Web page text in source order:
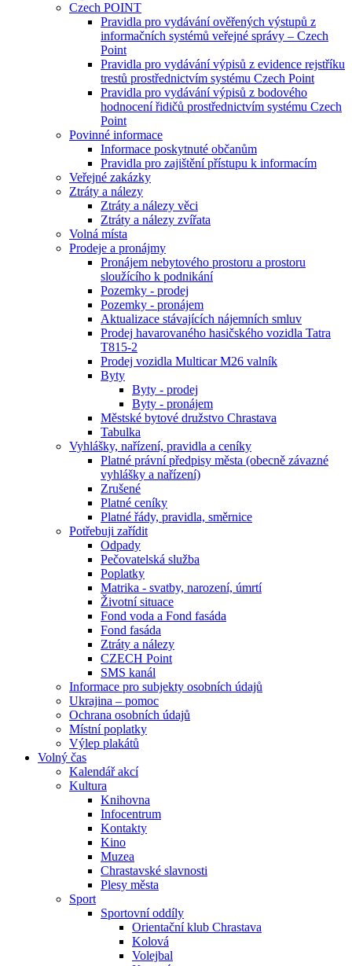
Czech POINT
Pravidla pro vydávání ověřených výstupů z
informačních systémů veřejné správy – Czech
Point
Pravidla pro vydávání výpisů z evidence rejstříku
trestů prostřednictvím systému Czech Point
Pravidla pro vydávání výpisů z bodového
hodnocení řidičů prostřednictvím systému Czech
Point
Povinné informace
Informace poskytnuté občanům
Pravidla pro zajištění přístupu k informacím
Veřejné zakázky
Ztráty a nálezy
Ztráty a nálezy věci
Ztráty a nálezy zvířata
Volná místa
Prodeje a pronájmy
Pronájem nebytového prostoru a prostoru
sloužícího k podnikání
Pozemky - prodej
Pozemky - pronájem
Aktualizace stávajících nájemních smluv
Prodej havarovaného hasičského vozidla Tatra
T815-2
Prodej vozidla Multicar M26 valník
Byty
Byty - prodej
Byty - pronájem
Městské bytové družstvo Chrastava
Tabulka
Vyhlášky, nařízení, pravidla a ceníky
Platné právní předpisy města (obecně závazné
vyhlášky a nařízení)
Zrušené
Platné ceníky
Platné řády, pravidla, směrnice
Potřebuji zařídit
Odpady
Pečovatelská služba
Poplatky
Matrika - svatby, narození, úmrtí
Životní situace
Fond voda a Fond fasáda
Fond fasáda
Ztráty a nálezy
CZECH Point
SMS kanál
Informace pro subjekty osobních údajů
Ukrajina – pomoc
Ochrana osobních údajů
Místní poplatky
Výlep plakátů
Volný čas
Kalendář akcí
Kultura
Knihovna
Infocentrum
Kontakty
Kino
Muzea
Chrastavské slavnosti
Plesy města
Sport
Sportovní oddíly
Orientační klub Chrastava
Kolová
Volejbal